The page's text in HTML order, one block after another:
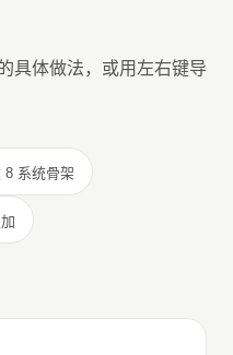
具体做法，或用左右键导
8 系统骨架